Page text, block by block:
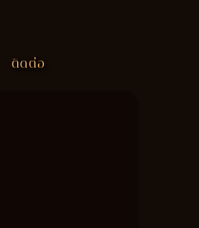
ติดต่อ